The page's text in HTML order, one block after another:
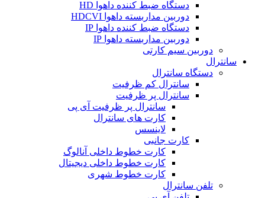
دستگاه ضبط کننده داهوا HD
دوربین مداربسته داهوا HDCVI
دستگاه ضبط کننده داهوا IP
دوربین مداربسته داهوا IP
دوربین سیم کارتی
سانترال
دستگاه سانترال
سانترال کم ظرفیت
سانترال پر ظرفیت
سانترال پر ظرفیت آی پی
کارت های سانترال
لاینسس
کارت جانبی
کارت خطوط داخلی آنالوگ
کارت خطوط داخلی دیجیتال
کارت خطوط شهری
تلفن سانترال